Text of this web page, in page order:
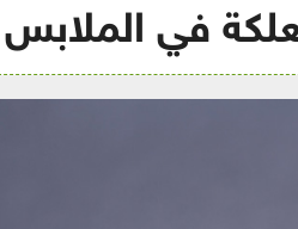
في الملابس